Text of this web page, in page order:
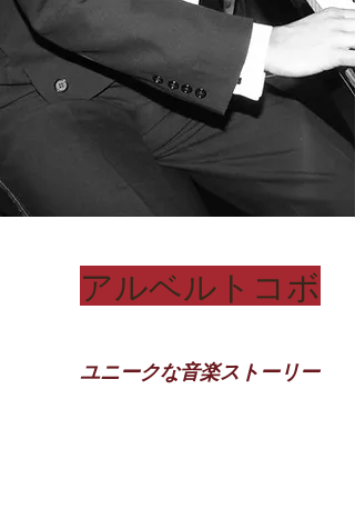
アルベルトコボ
ユニークな音楽ストーリー